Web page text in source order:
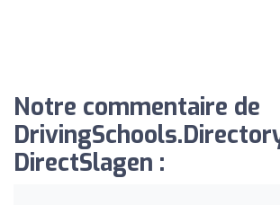
Notre commentaire de
DirectSlagen :